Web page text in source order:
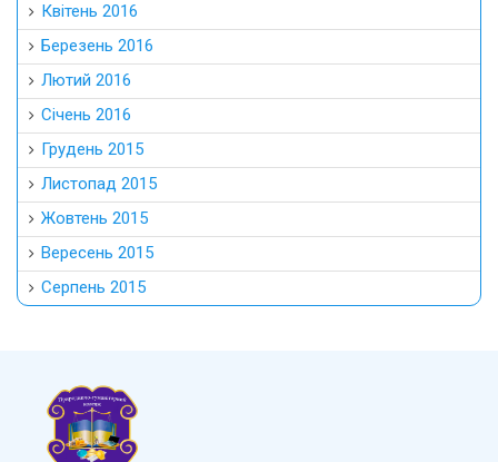
Квітень 2016
Березень 2016
Лютий 2016
Січень 2016
Грудень 2015
Листопад 2015
Жовтень 2015
Вересень 2015
Серпень 2015